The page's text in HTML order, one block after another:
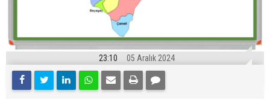
23:10 05 Aralık 2024